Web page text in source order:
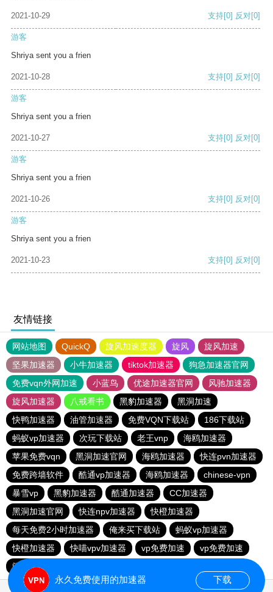
2021-10-29 支持[0] 反对[0]
游客
Shriya sent you a frien
2021-10-28 支持[0] 反对[0]
游客
Shriya sent you a frien
2021-10-27 支持[0] 反对[0]
游客
Shriya sent you a frien
2021-10-26 支持[0] 反对[0]
游客
Shriya sent you a frien
2021-10-23 支持[0] 反对[0]
友情链接
网站地图 QuickQ 旋风加速度器 旋风
旋风加速
坚果加速器
小牛加速器 tiktok加速器
狗急加速器官网
免费vqn外网加速
小蓝鸟 优途加速器官网
风驰加速器
旋风加速器
八戒看书 黑豹加速器
黑洞加速
快鸭加速器
油管加速器 免费VQN下载站
186下载站
蚂蚁vp加速器
次玩下载站 老王vnp
海鸥加速器
苹果免费vqn
黑洞加速官网 海鸥加速器
快连pvn加速器
免费跨墙软件
酷通vp加速器 海鸥加速器
chinese-vpn
暴雪vp
黑豹加速器 酷通加速器
CC加速器
黑洞加速官网
快连npv加速器
快橙加速器
每天免费2小时加速器
俺来买下载站
蚂蚁vp加速器
快橙加速器
快喵vpv加速器 vp免费加速
vp免费加速
闪电猫加速器-speedcat
永久免费使用的加速器 下载